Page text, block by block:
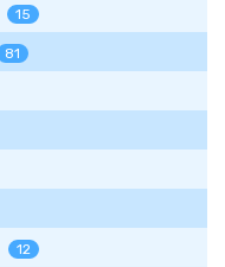
15
81
12